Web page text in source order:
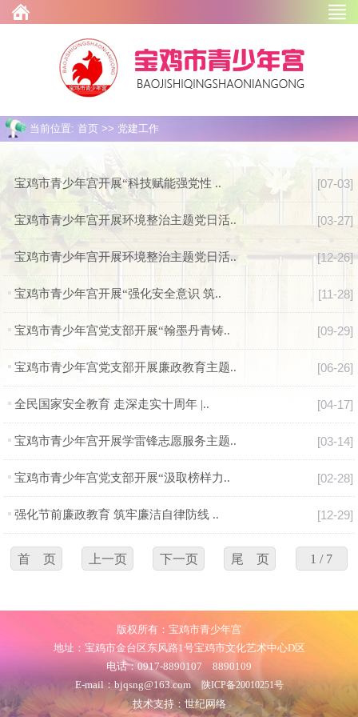
当前位置: 首页 >> 党建工作
宝鸡市青少年宫开展“科技赋能强党性 .. [07-03]
宝鸡市青少年宫开展环境整治主题党日活.. [03-27]
宝鸡市青少年宫开展环境整治主题党日活.. [12-26]
宝鸡市青少年宫开展“强化安全意识 筑.. [11-28]
宝鸡市青少年宫党支部开展“翰墨丹青铸.. [09-29]
宝鸡市青少年宫党支部开展廉政教育主题.. [06-26]
全民国家安全教育 走深走实十周年 |.. [04-17]
宝鸡市青少年宫开展学雷锋志愿服务主题.. [03-14]
宝鸡市青少年宫党支部开展“汲取榜样力.. [02-28]
强化节前廉政教育 筑牢廉洁自律防线 .. [12-29]
首 页 上一页 下一页 尾 页 1 / 7
版权所有：宝鸡市青少年宫
地址：宝鸡市金台区东风路1号宝鸡市文化艺术中心D区
电话：0917-8890107 8890109
E-mail：bjqsng@163.com 陕ICP备20010251号
技术支持：世纪网络